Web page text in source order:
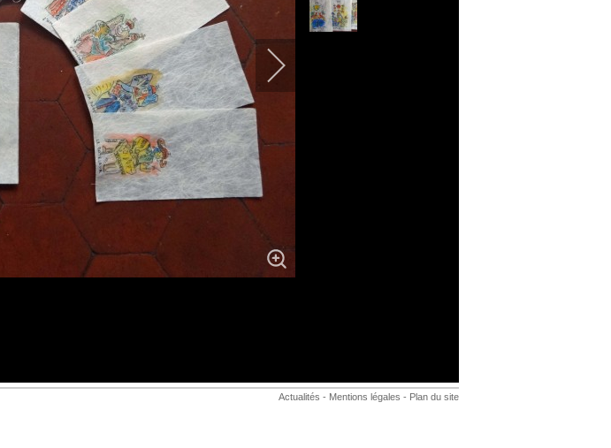
Actualités - Mentions légales - Plan du site